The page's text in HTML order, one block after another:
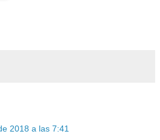
2018 a las 7:41